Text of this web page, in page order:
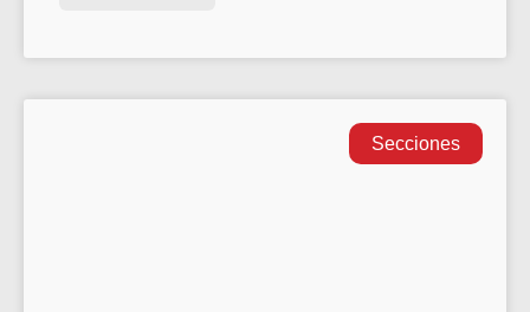
Secciones